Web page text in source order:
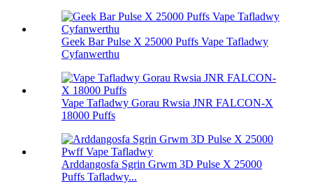
Geek Bar Pulse X 25000 Puffs Vape Tafladwy
Cyfanwerthu
Vape Tafladwy Gorau Rwsia JNR FALCON-X
18000 Puffs
Arddangosfa Sgrin Grwm 3D Pulse X 25000
Puffs Tafladwy...